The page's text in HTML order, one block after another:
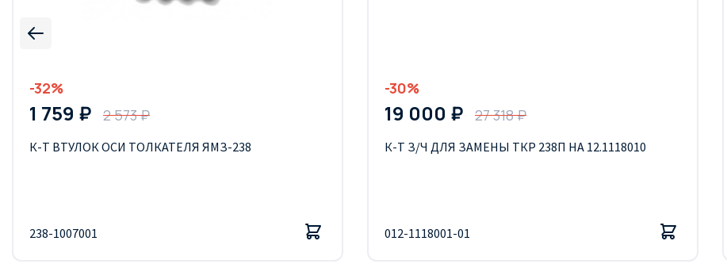
-32%
1 759 ₽ 2 573 ₽
К-Т ВТУЛОК ОСИ ТОЛКАТЕЛЯ ЯМЗ-238
238-1007001
-30%
19 000 ₽ 27 318 ₽
К-Т З/Ч ДЛЯ ЗАМЕНЫ ТКР 238П НА 12.1118010
012-1118001-01